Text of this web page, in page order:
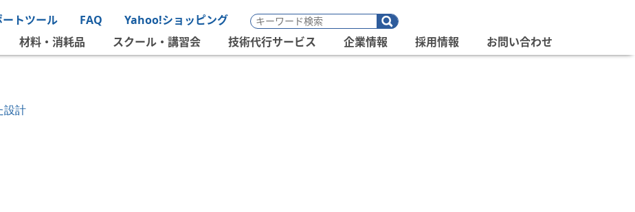
トツール FAQ
Yahoo!ショッピング
材料・消耗品 スクール・講習会 技術代行サービス 企業情報 採用情報 お問い合わせ
設計